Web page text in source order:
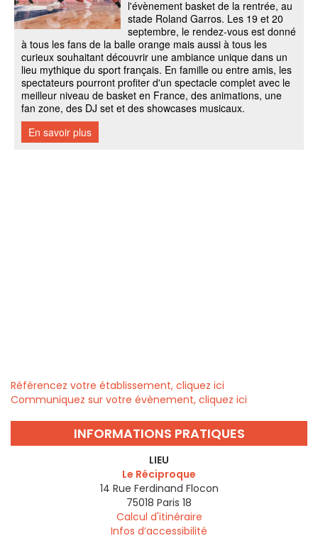
Référencez votre établissement, cliquez ici
Communiquez sur votre évènement, cliquez ici
INFORMATIONS PRATIQUES
LIEU
Le Réciproque
14 Rue Ferdinand Flocon
75018 Paris 18
Calcul d'itinéraire
Infos d’accessibilité